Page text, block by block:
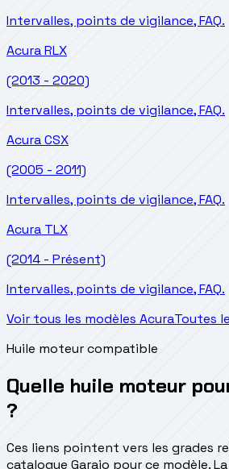
Intervalles, points de vigilance, FAQ.
AcuraRLX
(2013 - 2020)
Intervalles, points de vigilance, FAQ.
AcuraCSX
(2005 - 2011)
Intervalles, points de vigilance, FAQ.
Acura TLX
(2014 - Présent)
Intervalles, points de vigilance, FAQ.
Voir tous les modèles AcuraToutes
Huile moteur compatible
Quelle huile moteur
?
Ces liens pointent vers les grades
catalogue Garajo pour ce modèle.